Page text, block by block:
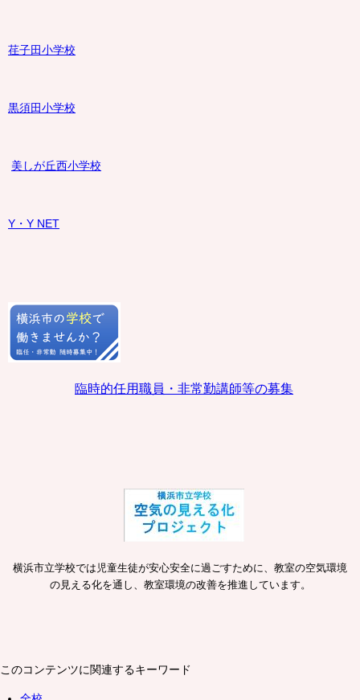
荏子田小学校
黒須田小学校
美しが丘西小学校
Y・Y NET
臨時的任用職員・非常勤講師等の募集
横浜市立学校では児童生徒が安心安全に過ごすために、教室の空気環境
の見える化を通し、教室環境の改善を推進しています。
このコンテンツに関連するキーワード